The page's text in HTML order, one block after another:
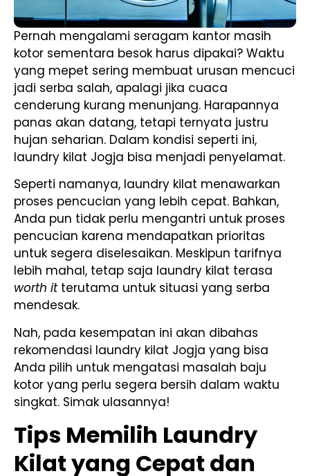
Pernah mengalami seragam kantor masih
kotor sementara besok harus dipakai? Waktu
yang mepet sering membuat urusan mencuci
jadi serba salah, apalagi jika cuaca
cenderung kurang menunjang. Harapannya
panas akan datang, tetapi ternyata justru
hujan seharian. Dalam kondisi seperti ini,
laundry kilat Jogja bisa menjadi penyelamat.
Seperti namanya, laundry kilat menawarkan
proses pencucian yang lebih cepat. Bahkan,
Anda pun tidak perlu mengantri untuk proses
pencucian karena mendapatkan prioritas
untuk segera diselesaikan. Meskipun tarifnya
lebih mahal, tetap saja laundry kilat terasa
worth itterutama untuk situasi yang serba
mendesak.
Nah, pada kesempatan ini akan dibahas
rekomendasi laundry kilat Jogja yang bisa
Anda pilih untuk mengatasi masalah baju
kotor yang perlu segera bersih dalam waktu
singkat. Simak ulasannya!
Tips Memilih Laundry
Kilat yang Cepat dan